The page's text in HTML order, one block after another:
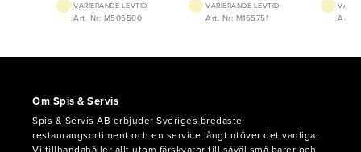
VARIERANDE LEVTID
Art. Nr: M506500
VARIERANDE LEVTID
Art. Nr: M165751 Art.
Om Spis & Servis
Spis & Servis AB erbjuder Sveriges bredaste
restaurangsortiment och en service långt utöver det vanliga.
Vi tillhandahåller allt utom färskvaror till såväl små barer och